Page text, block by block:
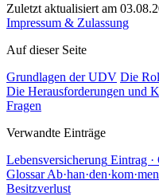
Zuletzt aktualisiert am
Impressum & Zulassung
Auf dieser Seite
Grundlagen der UDV Die
Die Herausforderungen und
Fragen
Verwandte Einträge
Lebensversicherung Eintrag ·
Glossar Ab·han·den·kom·men
Besitzverlust